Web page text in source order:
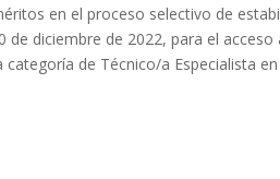
en el proceso selectivo de
de diciembre de 2022, para el
categoría de Técnico/a Especialista